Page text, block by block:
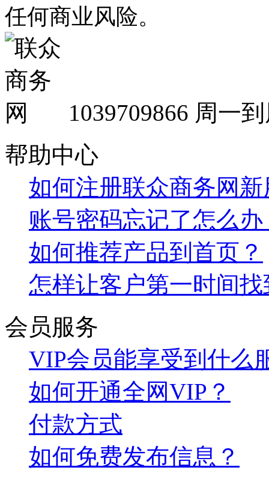
任何商业风险。
1039709866 周一
帮助中心
如何注册联众商务网
账号密码忘记了怎么办
如何推荐产品到首页？
怎样让客户第一时间
会员服务
VIP会员能享受到什么
如何开通全网VIP？
付款方式
如何免费发布信息？